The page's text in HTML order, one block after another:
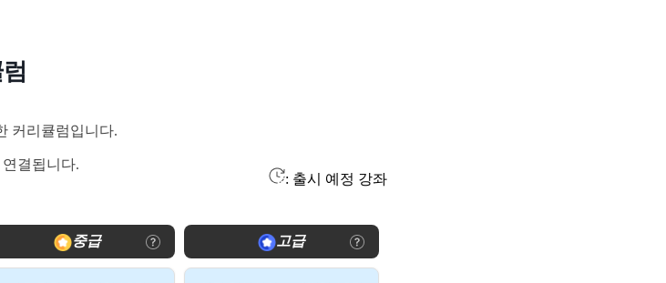
커리큘럼입니다.
결됩니다.
: 출시 예정 강좌
중급 고급